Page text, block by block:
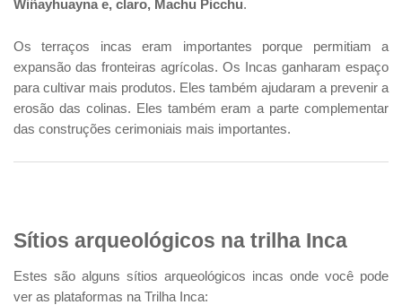
Wiñayhuayna e, claro, Machu Picchu.
Os terraços incas eram importantes porque permitiam a
expansão das fronteiras agrícolas. Os Incas ganharam espaço
para cultivar mais produtos. Eles também ajudaram a prevenir a
erosão das colinas. Eles também eram a parte complementar
das construções cerimoniais mais importantes.
Sítios arqueológicos na trilha Inca
Estes são alguns sítios arqueológicos incas onde você pode
ver as plataformas na Trilha Inca: